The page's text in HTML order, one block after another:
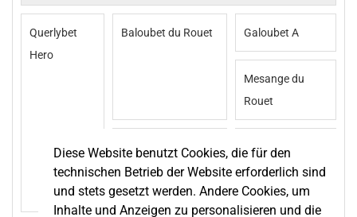
Diese Website benutzt Cookies, die für den
technischen Betrieb der Website erforderlich sind
und stets gesetzt werden. Andere Cookies, um
Inhalte und Anzeigen zu personalisieren und die
Querlybet
Hero
Baloubet du Rouet Galoubet A
Mesange du
Rouet
Narcotique de
Muze II
Darco
Querly Chin